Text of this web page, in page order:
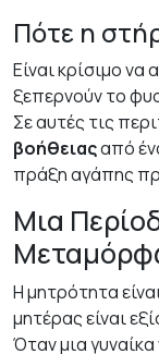
Πότε η
Είναι κρίσιμο να
ξεπερνούν το
Σε αυτές τις
βοήθειαςαπό
πράξη αγάπης
Μια
Η μητρότητα
μητέρας είναι
Όταν μια γυναίκα